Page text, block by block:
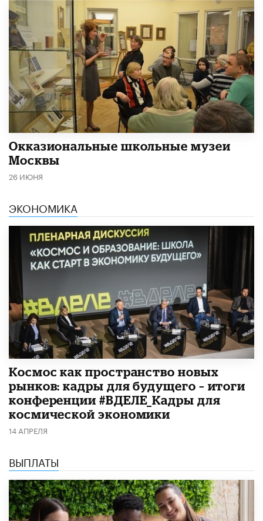
​Окказиональные школьные музеи
Москвы
26 ИЮНЯ
ЭКОНОМИКА
Космос как пространство новых
рынков: кадры для будущего – итоги
конференции #ВДЕЛЕ_Кадры для
космической экономики
14 АПРЕЛЯ
ВЫПЛАТЫ